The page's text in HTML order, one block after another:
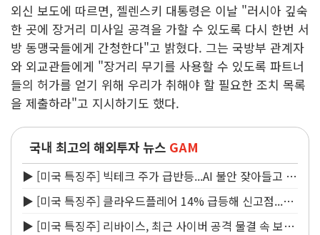
외신 보도에 따르면, 젤렌스키 대통령은 이날 "러시아 깊숙
한 곳에 장거리 미사일 공격을 가할 수 있도록 다시 한번 서
방 동맹국들에게 간청한다"고 밝혔다. 그는 국방부 관계자
와 외교관들에게 "장거리 무기를 사용할 수 있도록 파트너
들의 허가를 얻기 위해 우리가 취해야 할 필요한 조치 목록
을 제출하라"고 지시하기도 했다.
국내 최고의 해외투자 뉴스 GAM
▶ [미국 특징주] 빅테크 주가 급반등...AI 불안 잦아들고 낙
▶ [미국 특징주] 클라우드플레어 14% 급등해 신고점...AI
▶ [미국 특징주] 리바이스, 최근 사이버 공격 물결 속 보안